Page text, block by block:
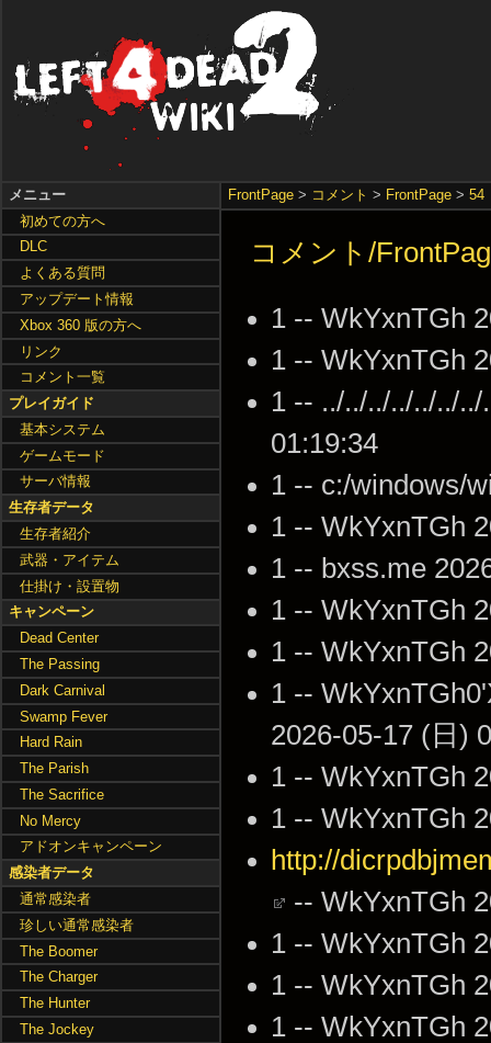
FrontPage > コメント > FrontPage >54
コメント/
1 -- WkYxnTGh
1 -- WkYxnTGh
1 -- ../../../../../../
01:19:34
1 -- c:/windows/
1 -- WkYxnTGh
1 -- bxss.me
1 -- WkYxnTGh
1 -- WkYxnTGh
1 --
2026-05-17 (日)
1 -- WkYxnTGh
1 -- WkYxnTGh
http://
-- WkYxnTGh
1 -- WkYxnTGh
1 -- WkYxnTGh
1 -- WkYxnTGh
メニュー
初めての方へ
DLC
よくある質問
アップデート情報
Xbox 360 版の方へ
リンク
コメント一覧
プレイガイド
基本システム
ゲームモード
サーバ情報
生存者データ
生存者紹介
武器・アイテム
仕掛け・設置物
キャンペーン
Dead Center
The Passing
Dark Carnival
Swamp Fever
Hard Rain
The Parish
The Sacrifice
No Mercy
アドオンキャンペーン
感染者データ
通常感染者
珍しい通常感染者
The Boomer
The Charger
The Hunter
The Jockey